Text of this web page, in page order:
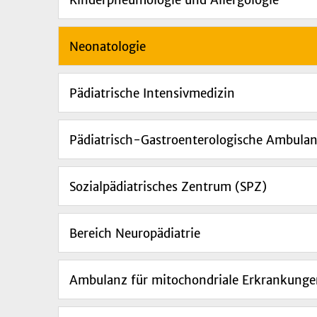
Neonatologie
Pädiatrische Intensivmedizin
Pädiatrisch-Gastroenterologische
Sozialpädiatrisches Zentrum (SPZ)
Bereich Neuropädiatrie
Ambulanz für mitochondriale